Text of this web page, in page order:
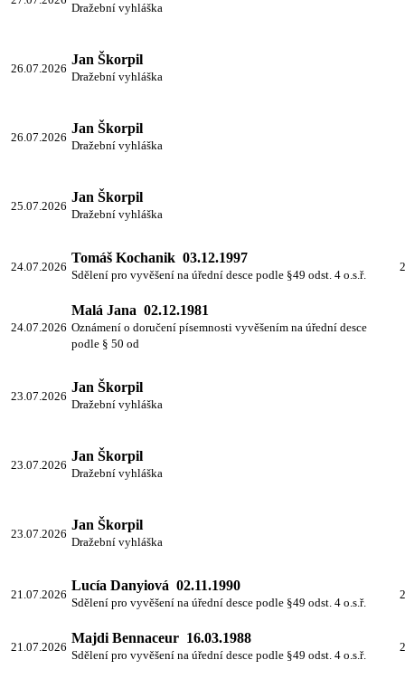
Dražební vyhláška
26.07.2026
Jan Škorpil
Dražební vyhláška
26.07.2026
Jan Škorpil
Dražební vyhláška
25.07.2026
Jan Škorpil
Dražební vyhláška
24.07.2026
Tomáš Kochanik 03.12.1997
Sdělení pro vyvěšení na úřední desce podle §49 odst. 4 o.s.ř.
24.07.2026
Malá Jana 02.12.1981
Oznámení o doručení písemnosti vyvěšením na úřední desce
podle § 50 od
23.07.2026
Jan Škorpil
Dražební vyhláška
23.07.2026
Jan Škorpil
Dražební vyhláška
23.07.2026
Jan Škorpil
Dražební vyhláška
21.07.2026
Lucía Danyiová 02.11.1990
Sdělení pro vyvěšení na úřední desce podle §49 odst. 4 o.s.ř.
21.07.2026
Majdi Bennaceur 16.03.1988
Sdělení pro vyvěšení na úřední desce podle §49 odst. 4 o.s.ř.